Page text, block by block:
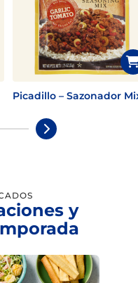
Picadillo – Sazonador
y